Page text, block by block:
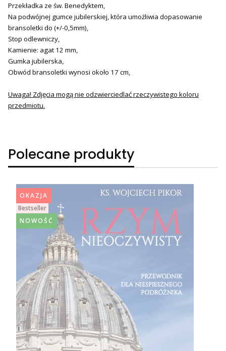
Przekładka ze św. Benedyktem,
Na podwójnej gumce jubilerskiej, która umożliwia dopasowanie
bransoletki do (+/-0,5mm),
Stop odlewniczy,
Kamienie: agat 12 mm,
Gumka jubilerska,
Obwód bransoletki wynosi około 17 cm,
Uwaga! Zdjęcia mogą nie odzwierciedlać rzeczywistego koloru
przedmiotu.
Polecane produkty
OKAZJA
Bestseller
NOWOŚĆ